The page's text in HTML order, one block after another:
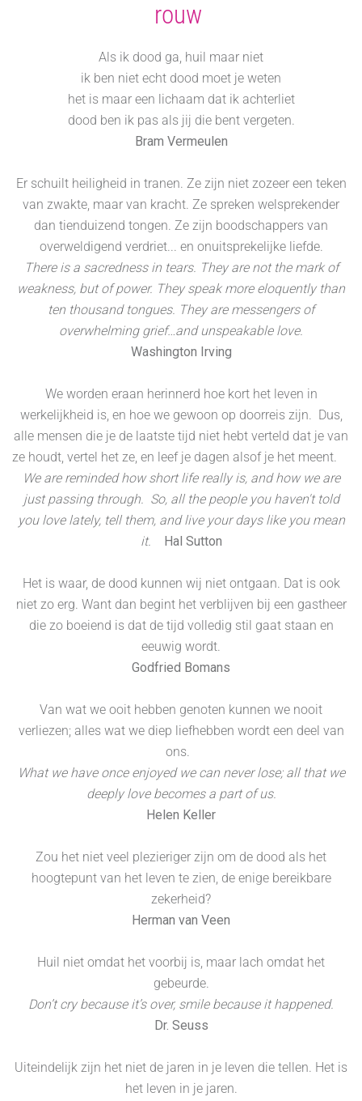
rouw
Als ik dood ga, huil maar niet
ik ben niet echt dood moet je weten
het is maar een lichaam dat ik achterliet
dood ben ik pas als jij die bent vergeten.
Bram Vermeulen
Er schuilt heiligheid in tranen. Ze zijn niet zozeer een teken
van zwakte, maar van kracht. Ze spreken welsprekender
dan tienduizend tongen. Ze zijn boodschappers van
overweldigend verdriet... en onuitsprekelijke liefde.
There is a sacredness in tears. They are not the mark of
weakness, but of power. They speak more eloquently than
ten thousand tongues. They are messengers of
overwhelming grief…and unspeakable love.
Washington Irving
We worden eraan herinnerd hoe kort het leven in
werkelijkheid is, en hoe we gewoon op doorreis zijn. Dus,
alle mensen die je de laatste tijd niet hebt verteld dat je van
ze houdt, vertel het ze, en leef je dagen alsof je het meent.
We are reminded how short life really is, and how we are
just passing through. So, all the people you haven't told
you love lately, tell them, and live your days like you mean
it.
Hal Sutton
Het is waar, de dood kunnen wij niet ontgaan. Dat is ook
niet zo erg. Want dan begint het verblijven bij een gastheer
die zo boeiend is dat de tijd volledig stil gaat staan en
eeuwig wordt.
Godfried Bomans
Van wat we ooit hebben genoten kunnen we nooit
verliezen; alles wat we diep liefhebben wordt een deel van
ons.
What we have once enjoyed we can never lose; all that we
deeply love becomes a part of us.
Helen Keller
Zou het niet veel plezieriger zijn om de dood als het
hoogtepunt van het leven te zien, de enige bereikbare
zekerheid?
Herman van Veen
Huil niet omdat het voorbij is, maar lach omdat het
gebeurde.
Don’t cry because it’s over, smile because it happened.
Dr. Seuss
Uiteindelijk zijn het niet de jaren in je leven die tellen. Het is
het leven in je jaren.